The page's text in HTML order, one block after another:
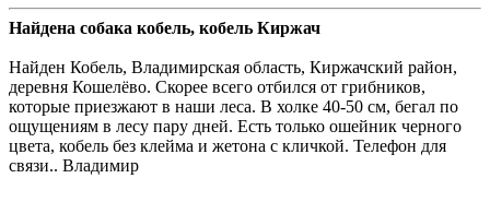
Найдена собака кобель, кобель Киржач
Найден Кобель, Владимирская область, Киржачский район,
деревня Кошелёво. Скорее всего отбился от грибников,
которые приезжают в наши леса. В холке 40-50 см, бегал по
ощущениям в лесу пару дней. Есть только ошейник черного
цвета, кобель без клейма и жетона с кличкой. Телефон для
связи.. Владимир